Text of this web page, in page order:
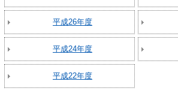
平成26年度
平成24年度
平成22年度